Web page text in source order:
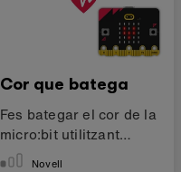
Cor que batega
Fes bategar el cor de la
micro:bit utilitzant
buclesNovell